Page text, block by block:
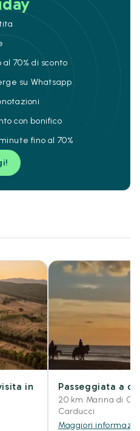
70% di sconto
su Whatsapp
con bonifico
fino al 70%
in
Passeggiata a
20 km Marina di
Carducci
Maggiori